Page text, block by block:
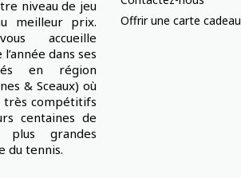
niveau de jeu
meilleur prix.
accueille
dans ses
en région
& Sceaux) où
très compétitifs
centaines de
grandes
du tennis.
Offrir une carte cadeau